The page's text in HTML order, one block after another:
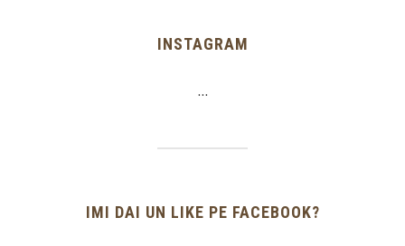
INSTAGRAM
…
IMI DAI UN LIKE PE FACEBOOK?